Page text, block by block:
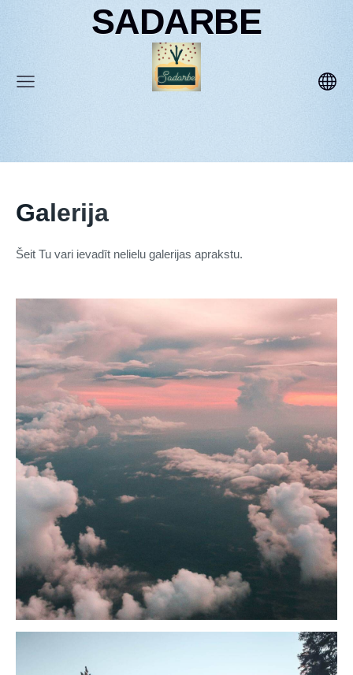
SADARBE
Galerija
Šeit Tu vari ievadīt nelielu galerijas aprakstu.